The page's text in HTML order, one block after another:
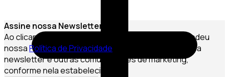
Assine nossa Newsletter
Ao clicar em Assinar, você confirma que leu e entendeu
nossaPolítica de Privacidade e que deseja receber a
newsletter e outras comunicações de marketing,
conforme nela estabelecido.